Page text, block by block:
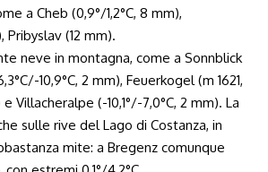
a Cheb (0,9°/1,2°C, 8 mm),
Pribyslav (12 mm).
neve in montagna, come a Sonnblick
10,9°C, 2 mm), Feuerkogel (m 1621,
Villacheralpe (-10,1°/-7,0°C, 2 mm). La
sulle rive del Lago di Costanza, in
mite: a Bregenz comunque